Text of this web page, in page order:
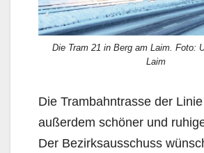
Die Tram 21 in Berg am Laim. Foto:
Laim
Die Trambahntrasse der
außerdem schöner und
Der Bezirksausschuss